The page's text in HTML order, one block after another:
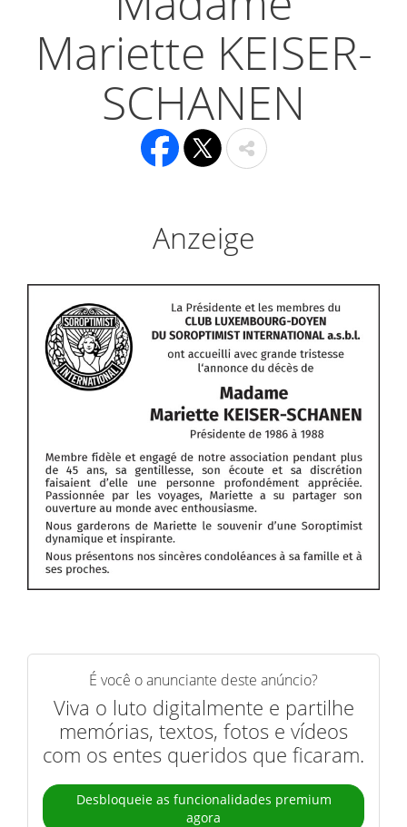
Mariette KEISER-
SCHANEN
Anzeige
É você o anunciante deste anúncio?
Viva o luto digitalmente e partilhe
memórias, textos, fotos e vídeos
com os entes queridos que ficaram.
Desbloqueie as funcionalidades premium
agora